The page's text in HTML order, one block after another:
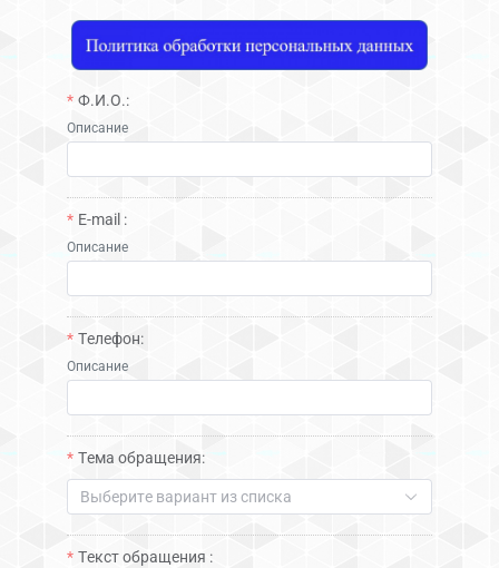
Ф.И.О.:
Описание
E-mail :
Описание
Телефон:
Описание
Тема обращения:
Выберите вариант из списка
Текст обращения :